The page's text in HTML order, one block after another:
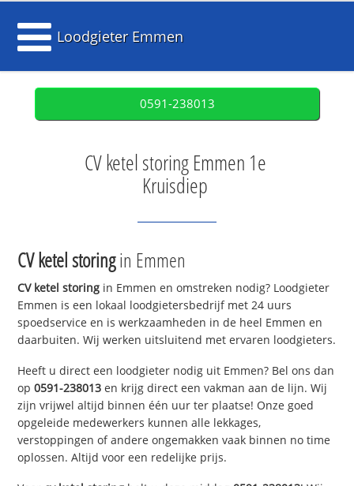
Loodgieter Emmen
0591-238013
CV ketel storing Emmen 1e
Kruisdiep
CV ketel storingin Emmen
CV ketel storing in Emmen en omstreken nodig? Loodgieter
Emmen is een lokaal loodgietersbedrijf met 24 uurs
spoedservice en is werkzaamheden in de heel Emmen en
daarbuiten. Wij werken uitsluitend met ervaren loodgieters.
Heeft u direct een loodgieter nodig uit Emmen? Bel ons dan
op0591-238013 en krijg direct een vakman aan de lijn. Wij
zijn vrijwel altijd binnen één uur ter plaatse! Onze goed
opgeleide medewerkers kunnen alle lekkages,
verstoppingen of andere ongemakken vaak binnen no time
oplossen. Altijd voor een redelijke prijs.